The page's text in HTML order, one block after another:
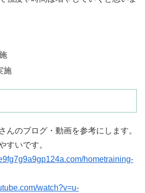
施
んのブログ・動画を参考にします。
すいです。
hometraining-
watch?v=u-